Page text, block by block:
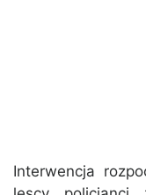
Interwencja